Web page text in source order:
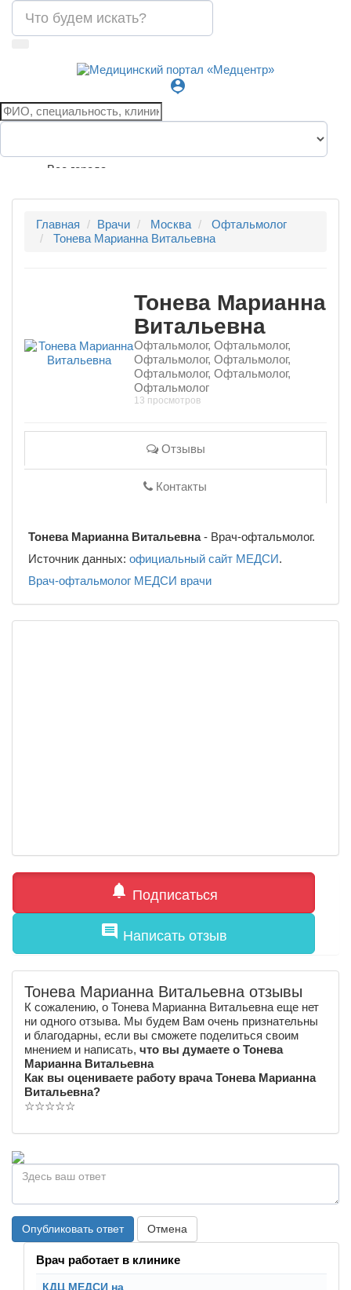
person_pin
Все города
Главная Врачи Москва
Офтальмолог
Тонева Марианна Витальевна
Тонева Марианна
Витальевна
Офтальмолог, Офтальмолог,
Офтальмолог, Офтальмолог,
Офтальмолог, Офтальмолог,
Офтальмолог
13 просмотров
Отзывы
Контакты
Тонева Марианна Витальевна- Врач-офтальмолог.
Источник данных: официальный сайт МЕДСИ.
Врач-офтальмолог МЕДСИ врачи
notifications Подписаться
comment Написать отзыв
Тонева Марианна Витальевна отзывы
К сожалению, о Тонева Марианна Витальевна еще нет
ни одного отзыва. Мы будем Вам очень признательны
и благодарны, если вы сможете поделиться своим
мнением и написать, что вы думаете о Тонева
Марианна Витальевна
Как вы оцениваете работу врача Тонева Марианна
Витальевна?
☆☆☆☆☆
Опубликовать ответ Отмена
Врач работает в клинике
КДЦ МЕДСИ на